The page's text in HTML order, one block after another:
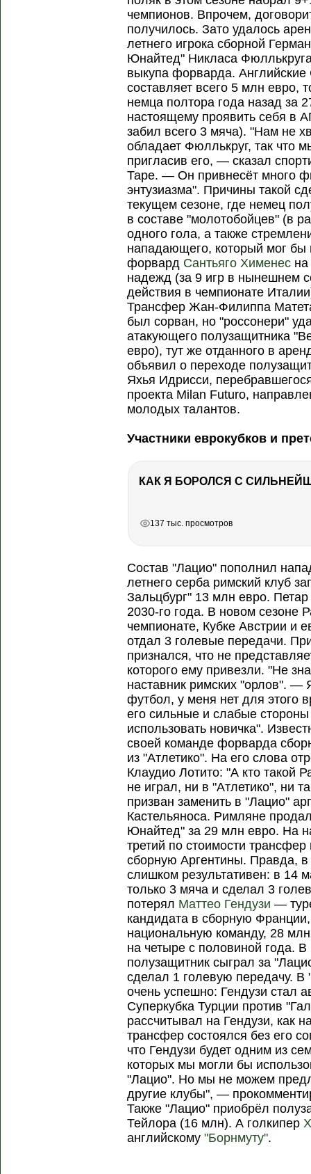
чемпионов. Впрочем,
получилось. Зато удалось
летнего игрока сборной
Юнайтед" Никласа
выкупа форварда.
составляет всего 5 млн евро,
немца полтора года назад за
настоящему проявить себя в
забил всего 3 мяча). "Нам не
обладает Фюллькруг, так что
пригласив его, — сказал
Таре. — Он привнесёт много
энтузиазма". Причины такой
текущем сезоне, где немец
в составе "молотобойцев" (в
одного гола, а также
нападающего, который мог бы
форвард Сантьяго Хименес
надежд (за 9 игр в нынешнем
действия в чемпионате
Трансфер Жан-Филиппа
был сорван, но "россонери"
атакующего полузащитника
евро), тут же отданного в
объявил о переходе
Яхья Идрисси,
проекта Milan Futuro,
молодых талантов.
Участники еврокубков и
137 тыс. просмотров
Состав "Лацио" пополнил
летнего серба римский клуб
Зальцбург" 13 млн евро.
2030-го года. В новом сезоне
чемпионате, Кубке Австрии и
отдал 3 голевые передачи.
признался, что не
которого ему привезли. "Не
наставник римских "орлов". —
футбол, у меня нет для этого
его сильные и слабые
использовать новичка".
своей команде форварда
из "Атлетико". На его слова
Клаудио Лотито: "А кто
не играл, ни в "Атлетико", ни
призван заменить в "Лацио"
Кастельяноса. Римляне
Юнайтед" за 29 млн евро. На
третий по стоимости
сборную Аргентины. Правда,
слишком результативен: в 14
только 3 мяча и сделал 3
потерял Маттео Гендузи —
кандидата в сборную
национальную команду, 28
на четыре с половиной года.
полузащитник сыграл за
сделал 1 голевую передачу.
очень успешно: Гендузи стал
Суперкубка Турции против
рассчитывал на Гендузи, как
трансфер состоялся без его
что Гендузи будет одним из
которых мы могли бы
"Лацио". Но мы не можем
другие клубы", —
Также "Лацио" приобрёл
Тейлора (16 млн). А голкипер
английскому"Борнмуту".